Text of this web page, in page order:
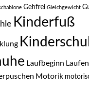
Gehfrei Gleichgewicht
Kinderfuß
Laufbeginn
Motorik